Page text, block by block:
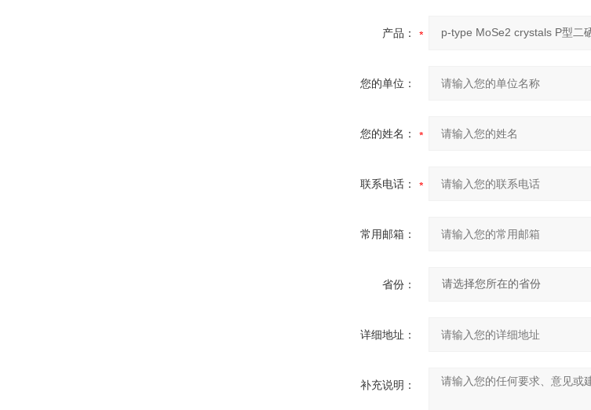
产品：
您的单位：
您的姓名：
联系电话：
常用邮箱：
省份：
详细地址：
补充说明：